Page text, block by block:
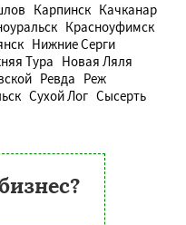
Карпинск Качканар
Красноуфимск
Нижние Серги
Тура Новая Ляля
Ревда Реж
Сухой Лог Сысерть